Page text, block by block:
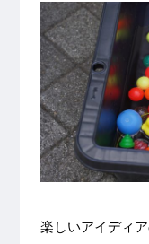
楽しいアイディ